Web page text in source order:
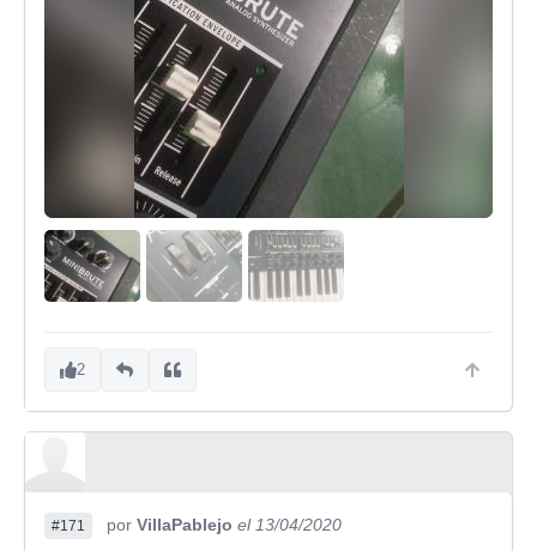
2
#171 por VillaPablejo el 13/04/2020